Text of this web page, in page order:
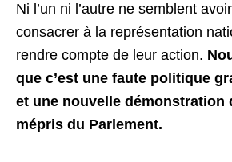
Ni l’un ni l’autre ne semblent
consacrer à la représentation
rendre compte de leur action.
que c’est une faute politique
et une nouvelle démonstration
mépris du Parlement.